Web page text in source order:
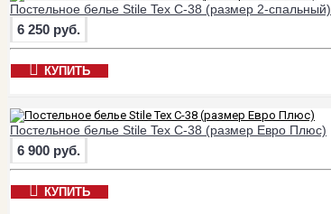
Постельное белье Stile Tex C-38 (размер 2-спальный)
6 250 руб.
КУПИТЬ
Постельное белье Stile Tex C-38 (размер Евро Плюс)
6 900 руб.
КУПИТЬ